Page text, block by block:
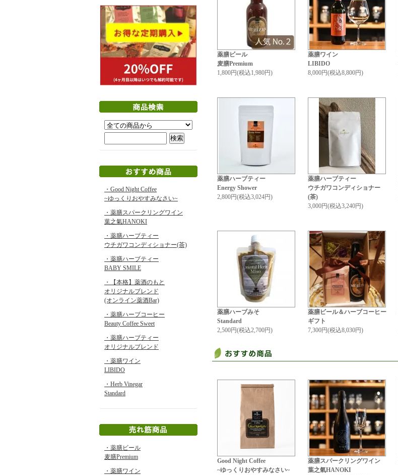
・Good Night Coffee
~ゆっくりおやすみなさい~
・薬膳スパークリングワイン
葉之氣HANOKI
・薬膳ハーブティー
ウチガワコンディショナー(茶)
・薬膳ハーブティー
BABY SMILE
・【本格】薬酒のもと
オリジナルブレンド
(オンライン薬酒Bar)
・薬膳ハーブコーヒー
Beauty Coffee Sweet
・薬膳ハーブティー
オリジナルブレンド
・薬膳ワイン
LIBIDO
・Herb Vinegar
Standard
・薬膳ビール
麦膳Premium
・薬膳ワイン
薬膳ビール
麦膳Premium
1,800円(税込1,980円)
薬膳ワイン
LIBIDO
8,000円(税込8,800円)
薬膳ハーブティー
Energy Shower
2,800円(税込3,024円)
薬膳ハーブティー
ウチガワコンディショナー
(茶)
3,000円(税込3,240円)
薬膳ハーブみそ
Standard
2,500円(税込2,700円)
薬膳ビール＆ハーブコーヒー
ギフト
7,300円(税込8,030円)
Good Night Coffee
~ゆっくりおやすみなさい~
薬膳スパークリングワイン
葉之氣HANOKI